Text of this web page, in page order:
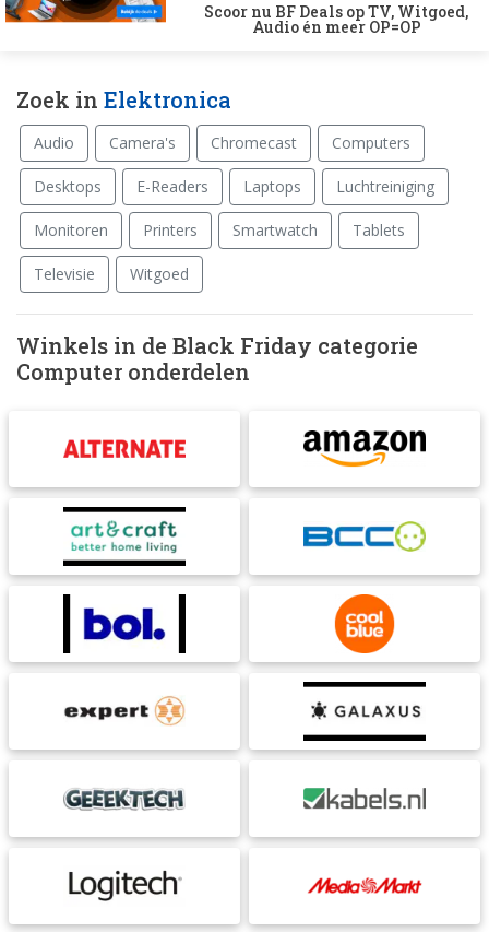
Scoor nu BF Deals op TV, Witgoed,
Audio én meer OP=OP
Zoek in Elektronica
Audio Camera's Chromecast Computers
Desktops E-Readers Laptops Luchtreiniging
Monitoren Printers Smartwatch Tablets
Televisie Witgoed
Winkels in de Black Friday categorie
Computer onderdelen